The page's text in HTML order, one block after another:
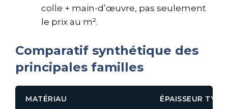
colle + main-d’œuvre, pas seulement
le prix au m².
Comparatif synthétique des
principales familles
MATÉRIAU ÉPAISSEUR